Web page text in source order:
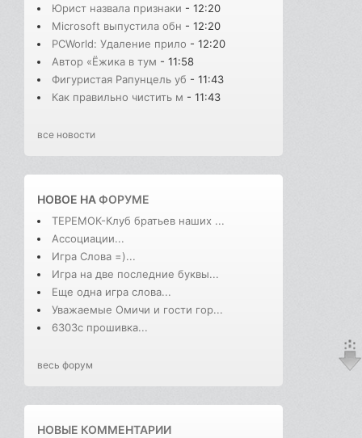
Юрист назвала признаки - 12:20
Microsoft выпустила обн - 12:20
PCWorld: Удаление прило - 12:20
Автор «Ёжика в тум - 11:58
Фигуристая Рапунцель уб - 11:43
Как правильно чистить м - 11:43
все новости
НОВОЕ НАФОРУМЕ
ТЕРЕМОК-Клуб братьев наших ...
Ассоциации...
Игра Слова =)...
Игра на две последние буквы...
Еще одна игра слова...
Уважаемые Омичи и гости гор...
6303с прошивка...
весь форум
НОВЫЕ КОММЕНТАРИИ